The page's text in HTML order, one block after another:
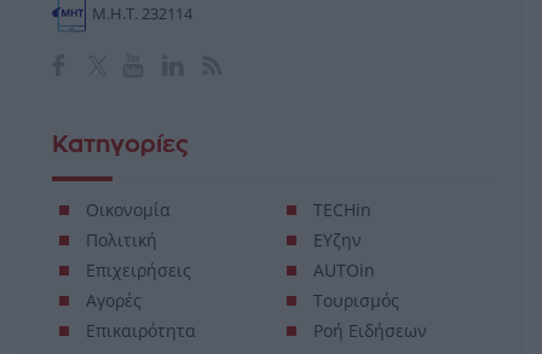
Μ.Η.Τ. 232114
Κατηγορίες
Οικονομία
Πολιτική
Επιχειρήσεις
Αγορές
Επικαιρότητα
TECHin
ΕΥζην
AUTOin
Τουρισμός
Ροή Ειδήσεων